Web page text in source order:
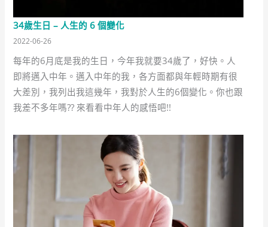
34歲生日 – 人生的 6 個變化
2022-06-26
每年的6月底是我的生日，今年我就要34歲了，好快。人
即將邁入中年。邁入中年的我，各方面都與年輕時期有很
大差別，我列出我這幾年，我對於人生的6個變化。你也跟
我差不多年嗎?? 來看看中年人的感悟吧!!